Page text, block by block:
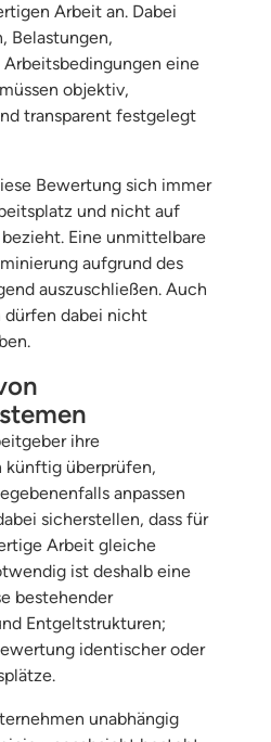
Arbeit an. Dabei
Belastungen,
eine
objektiv,
transparent festgelegt
Bewertung sich immer
und nicht auf
Eine unmittelbare
aufgrund des
auszuschließen. Auch
dürfen dabei nicht
ihre
künftig überprüfen,
anpassen
sicherstellen, dass für
Arbeit gleiche
ist deshalb eine
bestehender
Entgeltstrukturen;
identischer oder
unabhängig